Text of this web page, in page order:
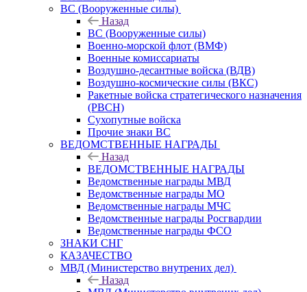
ВС (Вооруженные силы)
Назад
ВС (Вооруженные силы)
Военно-морской флот (ВМФ)
Военные комиссариаты
Воздушно-десантные войска (ВДВ)
Воздушно-космические силы (ВКС)
Ракетные войска стратегического назначения
(РВСН)
Сухопутные войска
Прочие знаки ВС
ВЕДОМСТВЕННЫЕ НАГРАДЫ
Назад
ВЕДОМСТВЕННЫЕ НАГРАДЫ
Ведомственные награды МВД
Ведомственные награды МО
Ведомственные награды МЧС
Ведомственные награды Росгвардии
Ведомственные награды ФСО
ЗНАКИ СНГ
КАЗАЧЕСТВО
МВД (Министерство внутрених дел)
Назад